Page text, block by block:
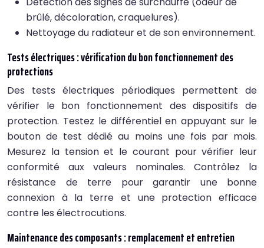
brûlé, décoloration, craquelures).
Nettoyage du radiateur et de son environnement.
Tests électriques : vérification du bon fonctionnement des
protections
Des tests électriques périodiques permettent de
vérifier le bon fonctionnement des dispositifs de
protection. Testez le différentiel en appuyant sur le
bouton de test dédié au moins une fois par mois.
Mesurez la tension et le courant pour vérifier leur
conformité aux valeurs nominales. Contrôlez la
résistance de terre pour garantir une bonne
connexion à la terre et une protection efficace
contre les électrocutions.
Maintenance des composants : remplacement et entretien